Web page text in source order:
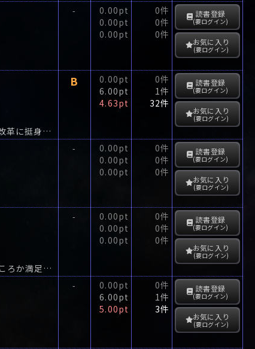
-
0.00pt
0.00pt
0.00pt
0件
0件
0件
読書登録
(要ログイン)
お気に入り
(要ログイン)
生類憐れみの令の廃止、朝鮮使節の待遇変更、通貨の改革、外国貿易の改善など、幕政改革に挺身した新井白石。
B
0.00pt
6.00pt
4.63pt
0件
1件
32件
読書登録
(要ログイン)
お気に入り
(要ログイン)
-
0.00pt
0.00pt
0.00pt
0件
0件
0件
読書登録
(要ログイン)
お気に入り
(要ログイン)
晴れて新婚生活に入った智佐子・克郎の愛の巣は、六畳一間の木賃アパート、仕事机どころか満足なベッドも入りません。
-
0.00pt
0.00pt
0.00pt
0件
0件
0件
読書登録
(要ログイン)
お気に入り
(要ログイン)
-
0.00pt
6.00pt
5.00pt
0件
1件
3件
読書登録
(要ログイン)
お気に入り
(要ログイン)